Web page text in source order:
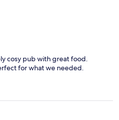
cosy pub with great food.
for what we needed.